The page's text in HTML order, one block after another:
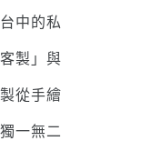
中的私
製」與
從手繪
一無二